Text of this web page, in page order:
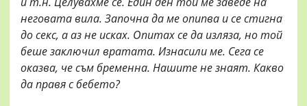
неговата вила. Започна да ме опипва и се стигна
до секс, а аз не исках. Опитах се да изляза, но той
беше заключил вратата. Изнасили ме. Сега се
оказва, че съм бременна. Нашите не знаят. Какво
да правя с бебето?